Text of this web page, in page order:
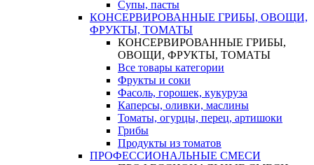
Супы, пасты
КОНСЕРВИРОВАННЫЕ ГРИБЫ, ОВОЩИ,
ФРУКТЫ, ТОМАТЫ
КОНСЕРВИРОВАННЫЕ ГРИБЫ,
ОВОЩИ, ФРУКТЫ, ТОМАТЫ
Все товары категории
Фрукты и соки
Фасоль, горошек, кукуруза
Каперсы, оливки, маслины
Томаты, огурцы, перец, артишоки
Грибы
Продукты из томатов
ПРОФЕССИОНАЛЬНЫЕ СМЕСИ